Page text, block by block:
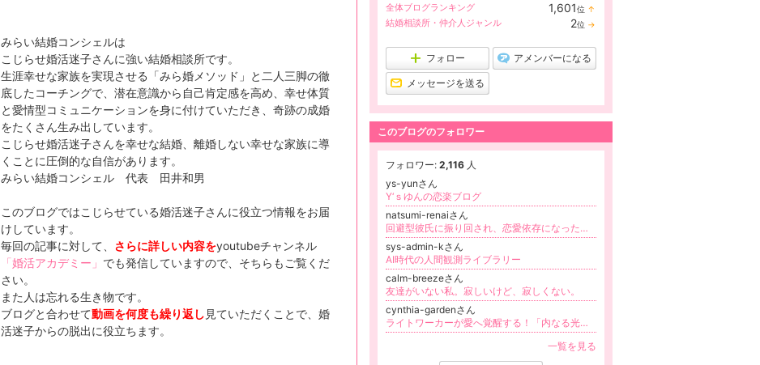
みらい結婚コンシェルは
こじらせ婚活迷子さんに強い結婚相談所です。
生涯幸せな家族を実現させる「みら婚メソッド」と二人三脚の徹
底したコーチングで、潜在意識から自己肯定感を高め、幸せ体質
と愛情型コミュニケーションを身に付けていただき、奇跡の成婚
をたくさん生み出しています。
こじらせ婚活迷子さんを幸せな結婚、離婚しない幸せな家族に導
くことに圧倒的な自信があります。
みらい結婚コンシェル 代表 田井和男
このブログではこじらせている婚活迷子さんに役立つ情報をお届
けしています。
毎回の記事に対して、 さらに詳しい内容をyoutubeチャンネル
「婚活アカデミー」 でも発信していますので、そちらもご覧くだ
さい。
また人は忘れる生き物です。
ブログと合わせて動画を何度も繰り返し 見ていただくことで、婚
活迷子からの脱出に役立ちます。
全体ブログランキング 1,601位 ↑
ン
結婚相談所・仲介人ジャンル 2位 →
フォロー アメンバーになる
メッセージを送る
このブログのフォロワー
フォロワー: 2,116 人
ys-yunさん
Y‘ｓゆんの恋楽ブログ
natsumi-renaiさん
回避型彼氏に振り回され、恋愛依存になったシングルマザー
sys-admin-kさん
AI時代の人間観測ライブラリー
calm-breezeさん
友達がいない私。寂しいけど、寂しくない。
cynthia-gardenさん
ライトワーカーが愛へ覚醒する！「内なる光」を解放するレムリアン･ヒーリング®～過去生の鍵で天命が花開きます～
一覧を見る